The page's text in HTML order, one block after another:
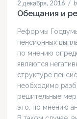
2 декабря, 2016 /
Обещания и
Реформы
пенсионных
по мнению
являются
структуре
необходимо
решительные
это, по мнению